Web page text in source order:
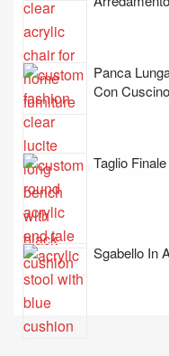
Panca
Con
Taglio
Sgabello In